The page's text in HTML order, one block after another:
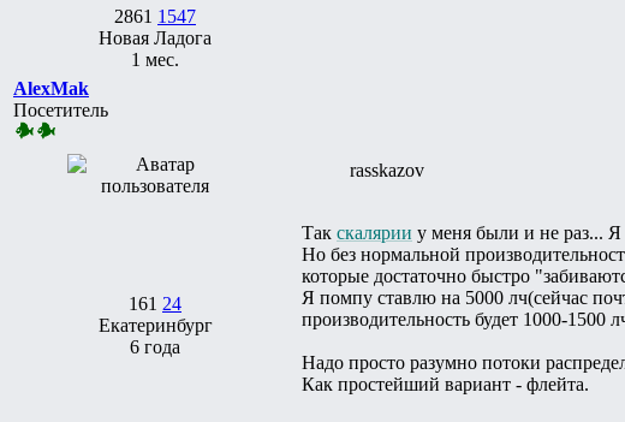
2861 1547
Новая Ладога
1 мес.
AlexMak
Посетитель
161 24
Екатеринбург
6 года
rasskazov
Так скалярии у меня были и не раз...
Но без нормальной
которые достаточно быстро
Я помпу ставлю на 5000 лч(сейчас
производительность будет 1000-
Надо просто разумно потоки
Как простейший вариант - флейта.